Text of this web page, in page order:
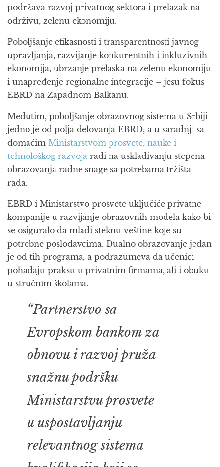
podržava razvoj privatnog sektora i prelazak na
održivu, zelenu ekonomiju.
Poboljšanje efikasnosti i transparentnosti javnog
upravljanja, razvijanje konkurentnih i inkluzivnih
ekonomija, ubrzanje prelaska na zelenu ekonomiju
i unapređenje regionalne integracije – jesu fokus
EBRD na Zapadnom Balkanu.
Međutim, poboljšanje obrazovnog sistema u Srbiji
jedno je od polja delovanja EBRD, a u saradnji sa
domaćim Ministarstvom prosvete, nauke i
tehnološkog razvoja radi na usklađivanju stepena
obrazovanja radne snage sa potrebama tržišta
rada.
EBRD i Ministarstvo prosvete uključiće privatne
kompanije u razvijanje obrazovnih modela kako bi
se osiguralo da mladi steknu veštine koje su
potrebne poslodavcima. Dualno obrazovanje jedan
je od tih programa, a podrazumeva da učenici
pohađaju praksu u privatnim firmama, ali i obuku
u stručnim školama.
“Partnerstvo sa
Evropskom bankom za
obnovu i razvoj pruža
snažnu podršku
Ministarstvu prosvete
u uspostavljanju
relevantnog sistema